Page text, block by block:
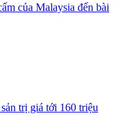
của Malaysia đến bài
trị giá tới 160 triệu